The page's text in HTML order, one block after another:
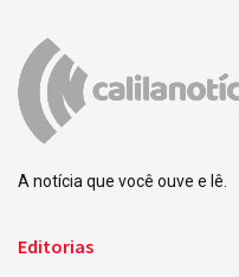
A notícia que você ouve e lê.
Editorias